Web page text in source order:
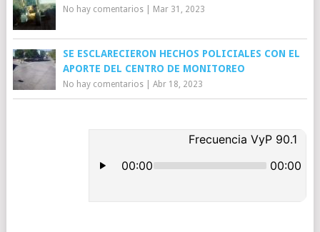
No hay comentarios| Mar 31, 2023
SE ESCLARECIERON HECHOS POLICIALES CON EL
APORTE DEL CENTRO DE MONITOREO
No hay comentarios| Abr 18, 2023